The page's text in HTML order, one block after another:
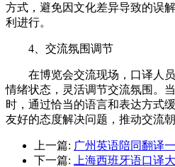
方式，避免因文化差异导致的误
利进行。
4、交流氛围调节
在博览会交流现场，口译人员
情绪状态，灵活调节交流氛围。
时，通过恰当的语言和表达方式
友好的态度解决问题，推动交流
上一篇: 广州英语陪同翻译
下一篇:
上海西班牙语口译